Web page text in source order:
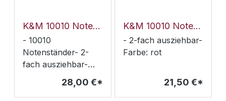
von 1080 - 1780
mm- Basisradius:
325 mm-
Abmessungen
100 x 95 x 950 mm-
Gewicht: 1,8 kg-
K&M 10010 Notenständer blau*
- 10010
Notenständer- 2-
fach ausziehbar-
Farbe: blau
28,00 €*
K&M 10010 Notenständer rot*
- 2-fach ausziehbar-
Farbe: rot
21,50 €*